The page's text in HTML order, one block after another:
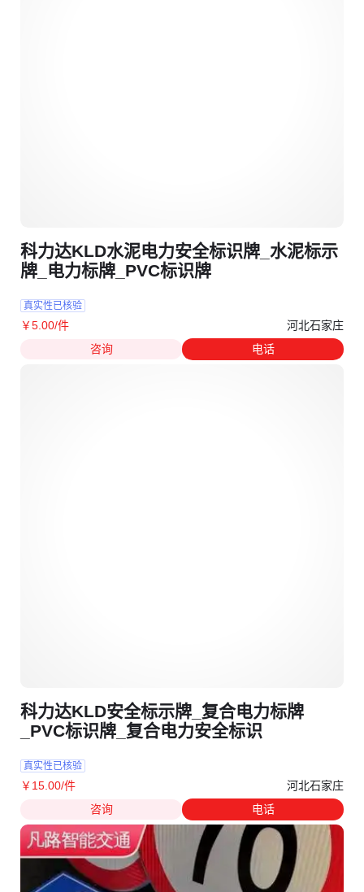
科力达KLD水泥电力安全标识牌_水泥标示
牌_电力标牌_PVC标识牌
真实性已核验
￥5 .00/件
河北石家庄
咨询
电话
科力达KLD安全标示牌_复合电力标牌
_PVC标识牌_复合电力安全标识
真实性已核验
￥ 15 .00/件
河北石家庄
咨询
电话